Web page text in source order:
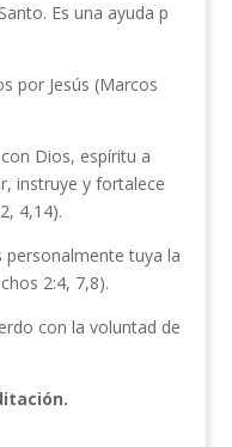
Es una ayuda p
por Jesús (Marcos
Dios, espíritu a
instruye y fortalece
4,14).
personalmente tuya la
2:4, 7,8).
con la voluntad de